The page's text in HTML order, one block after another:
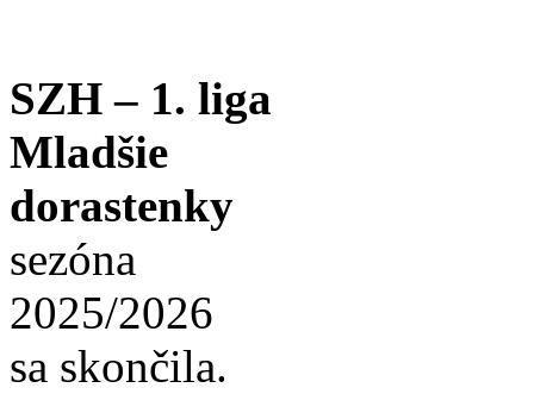
SZH – 1. liga
Mladšie
dorastenky
sezóna
2025/2026
sa skončila.